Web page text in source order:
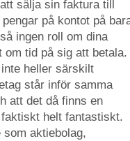
sälja sin faktura till
på kontot på
ingen roll om dina
om tid på sig att betala.
heller särskilt
står inför samma
att det då finns en
helt fantastiskt.
aktiebolag,